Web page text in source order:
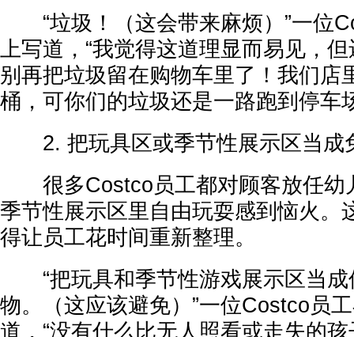
“垃圾！（这会带来麻烦）”一位
上写道，“我觉得这道理显而易见，
别再把垃圾留在购物车里了！我们店
桶，可你们的垃圾还是一路跑到停车
2. 把玩具区或季节性展示区当成
很多Costco员工都对顾客放任幼
季节性展示区里自由玩耍感到恼火。
得让员工花时间重新整理。
“把玩具和季节性游戏展示区当成
物。（这应该避免）”一位Costco员
道，“没有什么比无人照看或走失的